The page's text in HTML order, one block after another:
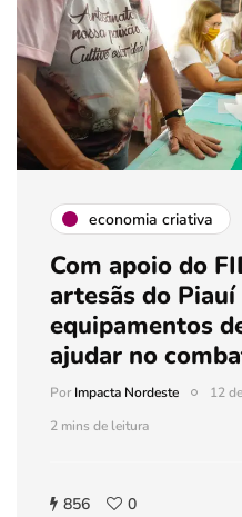
economia criativa
Com apoio do
artesãs do
equipamentos
ajudar no
PorImpacta Nordeste
12
2 mins de leitura
856 0